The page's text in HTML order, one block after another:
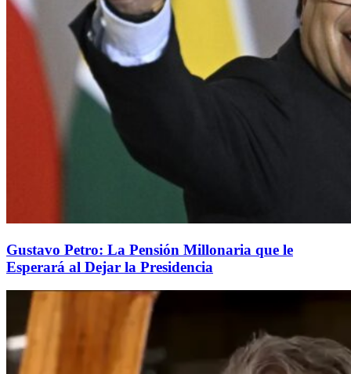
Gustavo Petro: La Pensión Millonaria que le
Esperará al Dejar la Presidencia